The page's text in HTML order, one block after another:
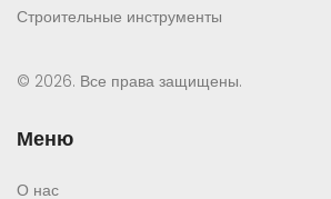
Строительные инструменты
© 2026. Все права защищены.
Меню
О нас